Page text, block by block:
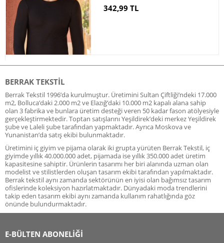
342,99 TL
BERRAK TEKSTIL
Berrak Tekstil 1996’da kurulmuştur. Üretimini Sultan Çiftliği’ndeki 17.000
m2, Bolluca’daki 2.000 m2 ve Elazığ’daki 10.000 m2 kapalı alana sahip
olan 3 fabrika ve bunlara üretim desteği veren 50 kadar fason atölyesiyle
gerçekleştirmektedir. Toptan satışlarını Yeşildirek’deki merkez Yeşildirek
şube ve Laleli şube tarafından yapmaktadır. Ayrıca Moskova ve
Yunanistan’da satış ekibi bulunmaktadır.
Üretimini iç giyim ve pijama olarak iki grupta yürüten Berrak Tekstil, iç
giyimde yıllık 40.000.000 adet, pijamada ise yıllık 350.000 adet üretim
kapasitesine sahiptir. Ürünlerin tasarımı her biri alanında uzman olan
modelist ve stilistlerden oluşan tasarım ekibi tarafından yapılmaktadır.
Berrak tekstil aynı zamanda sektörünün en iyisi olan bağımsız tasarım
ofislerinde koleksiyon hazırlatmaktadır. Dünyadaki moda trendlerini
takip eden tasarım ekibi aynı zamanda kullanım rahatlığında göz
önünde bulundurmaktadır.
E-BÜLTEN ABONELİĞİ